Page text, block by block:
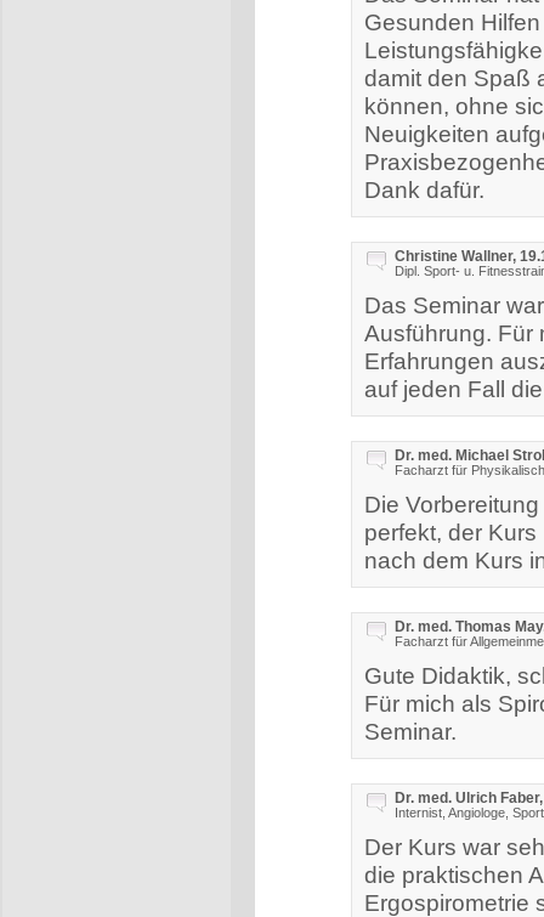
Gesunden
damit den Spaß
können, ohne
Neuigkeiten
Dank dafür.
Christine Wallner,
Dipl. Sport- u.
Das Seminar
Ausführung. Für
Erfahrungen
auf jeden Fall
Dr. med. Michael
Facharzt für
Die
perfekt, der
nach dem Kurs
Dr. med. Thomas
Facharzt für
Gute Didaktik,
Für mich als
Seminar.
Dr. med. Ulrich
Internist, Angiologe,
Der Kurs war
die praktischen
Ergospirometrie